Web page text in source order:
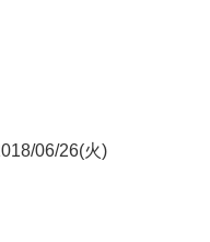
06/26(火)